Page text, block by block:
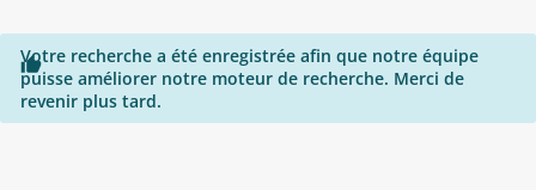

Votre recherche a été enregistrée afin que notre équipe
puisse améliorer notre moteur de recherche. Merci de
revenir plus tard.